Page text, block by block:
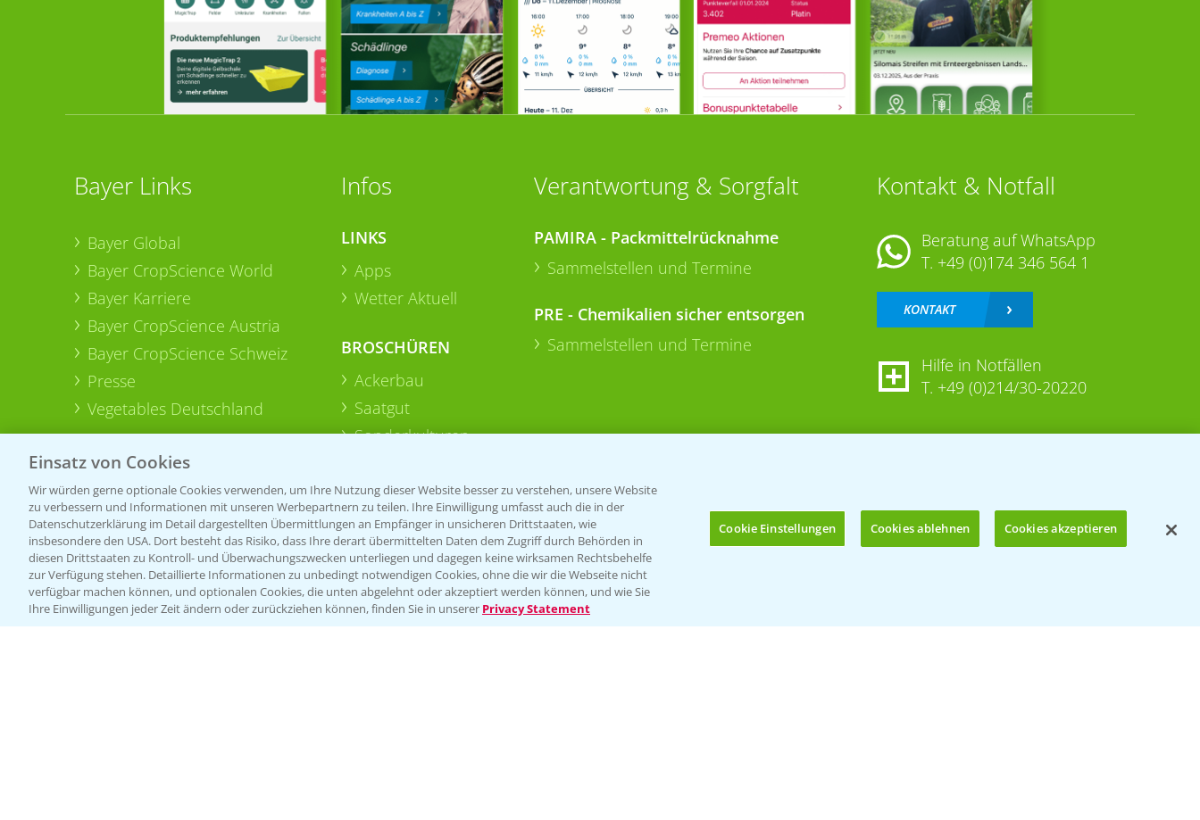
Bis zu 4 Produkte vergleichen:
Bayer Links
Bayer Global
Bayer CropScience World
Bayer Karriere
Bayer CropScience Austria
Bayer CropScience Schweiz
Presse
Vegetables Deutschland
Infos
LINKS
Apps
Wetter Aktuell
BROSCHÜREN
Ackerbau
Saatgut
Sonderkulturen
Verantwortung & Sorgfalt
PAMIRA - Packmittelrücknahme
Sammelstellen und Termine
PRE - Chemikalien sicher entsorgen
Sammelstellen und Termine
Kontakt & Notfall
Beratung auf WhatsApp
T. +49 (0)174 346 564 1
KONTAKT
Hilfe in Notfällen
T. +49 (0)214/30-20220
Folgen Sie uns
Einsatz von Cookies
Wir würden gerne optionale Cookies verwenden, um Ihre Nutzung dieser Website besser zu verstehen, unsere Website
zu verbessern und Informationen mit unseren Werbepartnern zu teilen. Ihre Einwilligung umfasst auch die in der
Datenschutzerklärung im Detail dargestellten Übermittlungen an Empfänger in unsicheren Drittstaaten, wie
insbesondere den USA. Dort besteht das Risiko, dass Ihre derart übermittelten Daten dem Zugriff durch Behörden in
diesen Drittstaaten zu Kontroll- und Überwachungszwecken unterliegen und dagegen keine wirksamen Rechtsbehelfe
zur Verfügung stehen. Detaillierte Informationen zu unbedingt notwendigen Cookies, ohne die wir die Webseite nicht
verfügbar machen können, und optionalen Cookies, die unten abgelehnt oder akzeptiert werden können, und wie Sie
Ihre Einwilligungen jeder Zeit ändern oder zurückziehen können, finden Sie in unserer Privacy Statement
Cookie Einstellungen Cookies ablehnen Cookies akzeptieren